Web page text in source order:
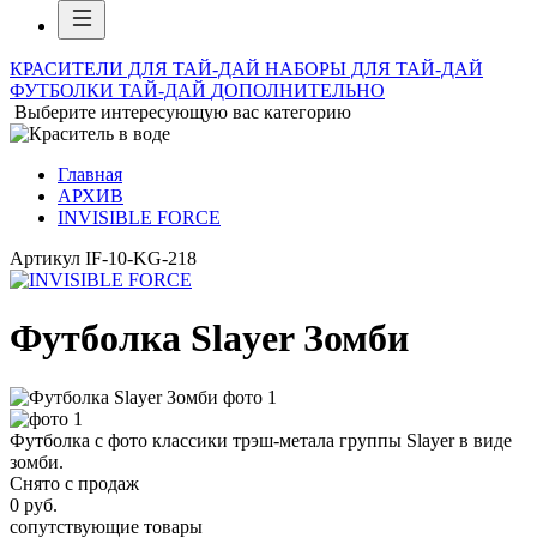
КРАСИТЕЛИ ДЛЯ ТАЙ-ДАЙ НАБОРЫ ДЛЯ ТАЙ-ДАЙ
ФУТБОЛКИ ТАЙ-ДАЙ ДОПОЛНИТЕЛЬНО
Выберите интересующую вас категорию
Главная
АРХИВ
INVISIBLE FORCE
Артикул IF-10-KG-218
Футболка Slayer Зомби
Футболка с фото классики трэш-метала группы Slayer в виде
зомби.
Снято с продаж
0 руб.
сопутствующие товары